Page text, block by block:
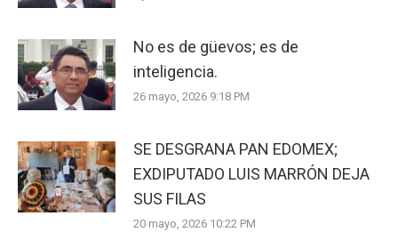
No es de güevos; es de
inteligencia.
26 mayo, 2026 9:18 PM
SE DESGRANA PAN EDOMEX;
EXDIPUTADO LUIS MARRÓN DEJA
SUS FILAS
20 mayo, 2026 10:22 PM